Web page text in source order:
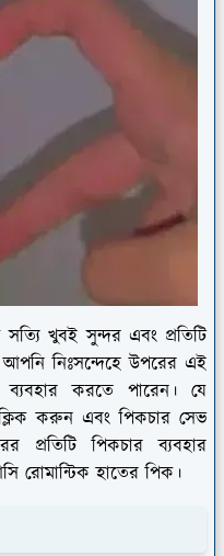
খুবই সুন্দর এবং প্রতিটি
নিঃসন্দেহে উপরের এই
করতে পারেন। যে
করুন এবং পিকচার সেভ
পিকচার ব্যবহার
রোমান্টিক হাতের পিক।